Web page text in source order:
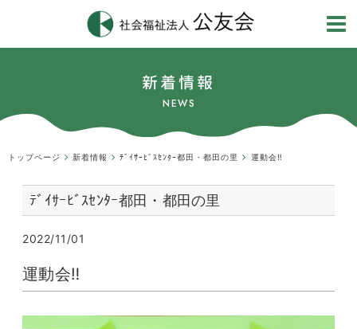
新着情報
NEWS
トップページ 新着情報 ﾃﾞｲｻｰﾋﾞｽｾﾝﾀｰ都田・都田の里 運動会‼
ﾃﾞｲｻｰﾋﾞｽｾﾝﾀｰ都田・都田の里
2022/11/01
運動会‼